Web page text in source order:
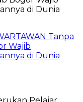
Tanpa
Wajib
di Dunia